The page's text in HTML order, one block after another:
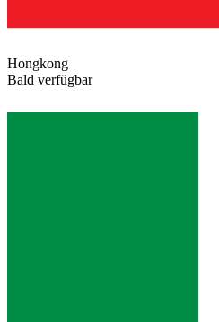
Hongkong
Bald verfügbar